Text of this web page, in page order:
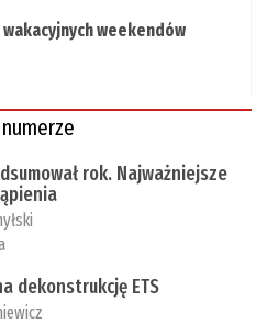
weekendów
rok. Najważniejsze
dekonstrukcję ETS